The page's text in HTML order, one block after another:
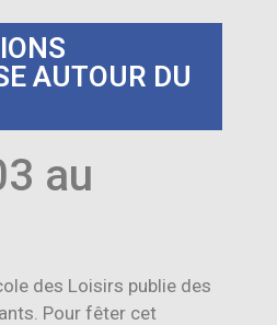
AUTOUR DU
au
des Loisirs publie des
Pour fêter cet